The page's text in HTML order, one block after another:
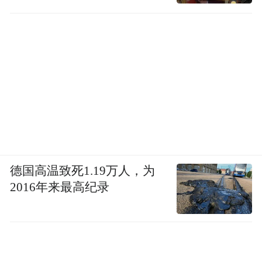
德国高温致死1.19万人，为
2016年来最高纪录